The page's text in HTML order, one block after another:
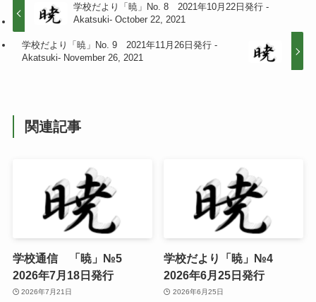
学校だより「暁」No. 8 2021年10月22日発行 -
Akatsuki- October 22, 2021
学校だより「暁」No. 9 2021年11月26日発行 -
Akatsuki- November 26, 2021
関連記事
学校通信 「暁」№5
2026年7月18日発行
2026年7月21日
学校だより「暁」№4
2026年6月25日発行
2026年6月25日